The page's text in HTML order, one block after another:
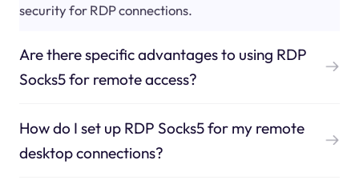
security for RDP connections.
Are there specific advantages to using RDP
Socks5 for remote access?
How do I set up RDP Socks5 for my remote
desktop connections?